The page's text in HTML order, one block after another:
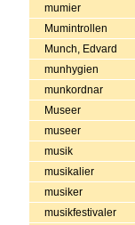
mumier
Mumintrollen
Munch, Edvard
munhygien
munkordnar
Museer
museer
musik
musikalier
musiker
musikfestivaler